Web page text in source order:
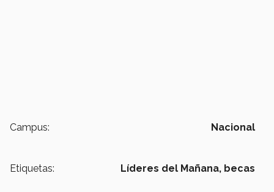
Campus: Nacional
Etiquetas: Líderes del Mañana, becas